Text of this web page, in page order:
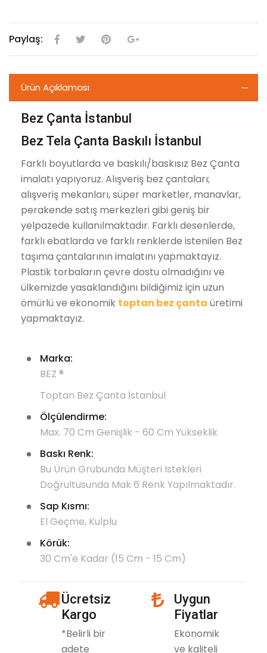
Paylaş: facebooktwitterpinterestgoogle plus
Ürün Açıklaması
Bez Çanta İstanbul
Bez Tela Çanta Baskılı İstanbul
Farklı boyutlarda ve baskılı/baskısız Bez Çanta
imalatı yapıyoruz. Alışveriş bez çantaları;
alışveriş mekanları, süper marketler, manavlar,
perakende satış merkezleri gibi geniş bir
yelpazede kullanılmaktadır. Farklı desenlerde,
farklı ebatlarda ve farklı renklerde istenilen Bez
taşıma çantalarının imalatını yapmaktayız.
Plastik torbaların çevre dostu olmadığını ve
ülkemizde yasaklandığını bildiğimiz için uzun
ömürlü ve ekonomik toptan bez çanta üretimi
yapmaktayız.
Marka:
BEZ ®
Toptan Bez Çanta İstanbul
Ölçülendirme:
Max. 70 Cm Genişlik - 60 Cm Yükseklik
Baskı Renk:
Bu Ürün Grubunda Müşteri Istekleri
Doğrultusunda Mak 6 Renk Yapılmaktadır.
Sap Kısmı:
El Geçme, Kulplu
Körük:
30 Cm'e Kadar (15 Cm - 15 Cm)
icon
Ücretsiz
Kargo
*Belirli bir
adete
icon
Uygun
Fiyatlar
Ekonomik
ve kaliteli